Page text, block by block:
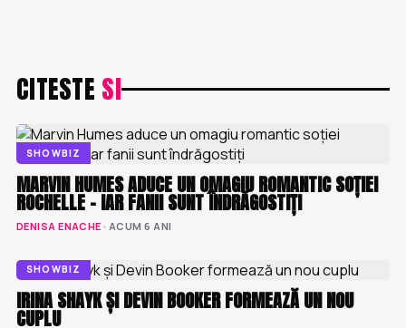
CITESTE SI
SHOWBIZ
MARVIN HUMES ADUCE UN OMAGIU ROMANTIC SOȚIEI
ROCHELLE – IAR FANII SUNT ÎNDRĂGOSTIȚI
DENISA ENACHE · ACUM 6 ANI
SHOWBIZ
IRINA SHAYK ȘI DEVIN BOOKER FORMEAZĂ UN NOU
CUPLU